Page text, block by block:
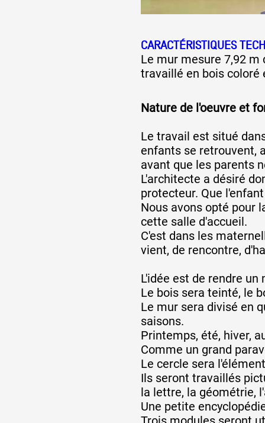
Année par année
Collection vidéos
Candidater
CARACTÉRISTIQUES
Le mur mesure 7,92 m
travaillé en bois coloré
Nature de l'oeuvre et
Le travail est situé
enfants se retrouvent,
avant que les parents
L'architecte a désiré
protecteur. Que
Nous avons opté pour
cette salle d'accueil.
C'est dans les
vient, de rencontre,
L'idée est de rendre
Le bois sera teinté, le
Le mur sera divisé en
saisons.
Printemps, été, hiver,
Comme un grand
Le cercle sera
Ils seront travaillés
la lettre, la géométrie,
Une petite